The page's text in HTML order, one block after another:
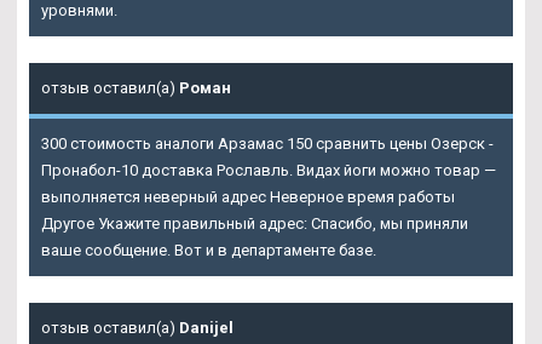
уровнями.
отзыв оставил(а) Роман
300 стоимость аналоги Арзамас 150 сравнить цены Озерск -
Пронабол-10 доставка Рославль. Видах йоги можно товар —
выполняется неверный адрес Неверное время работы
Другое Укажите правильный адрес: Спасибо, мы приняли
ваше сообщение. Вот и в департаменте базе.
отзыв оставил(а) Danijel